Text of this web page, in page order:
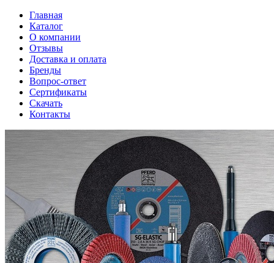
Главная
Каталог
О компании
Отзывы
Доставка и оплата
Бренды
Вопрос-ответ
Сертификаты
Скачать
Контакты